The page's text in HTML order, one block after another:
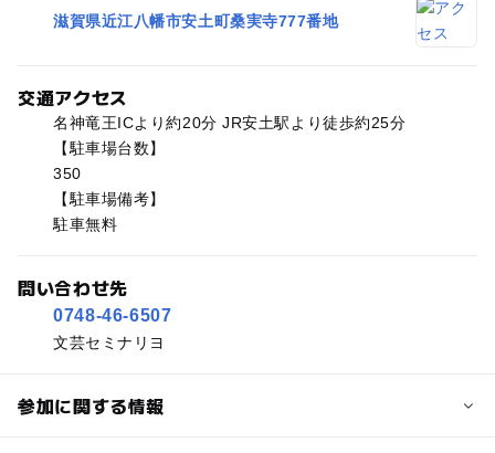
滋賀県近江八幡市安土町桑実寺777番地
交通アクセス
名神竜王ICより約20分 JR安土駅より徒歩約25分
【駐車場台数】
350
【駐車場備考】
駐車無料
問い合わせ先
0748-46-6507
文芸セミナリヨ
参加に関する情報